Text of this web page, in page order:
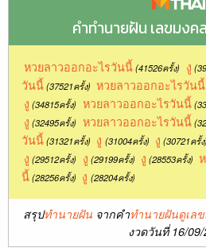
คำทำนายฝัน เลขมง
หวยลาวออกอะไรวันนี้ (41526ครั้ง) งู
วันนี้(37521ครั้ง) หวยลาวออกอะไรวันนี้
งู (34815ครั้ง) หวยลาวออกอะไรวันนี้
งู (32495ครั้ง) หวยลาวออกอะไรวันนี้
วันนี้(31321ครั้ง) งู (31004ครั้ง) งู (30721ครั้ง)
งู (29512ครั้ง) งู (29199ครั้ง) งู (28553ครั้ง)
นี้(28256ครั้ง) งู (28204ครั้ง)
สรุปทำนายฝัน จากคำทำนายฝันดูเล
งวดวันที่ 16/